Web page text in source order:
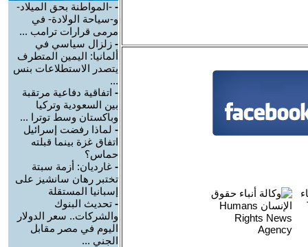
- -المواطنة بحق الميلاد-
و-سياحة الولادة- في
مرمى قرارات ترامب ...
- زلزال سياسي في
ألمانيا: اليمين المتطرف
يتصدر الاستطلاعات بنس
...
- اتفاقية دفاعية مرتقبة
بين السعودية وتركيا
وباكستان وسط توترا ...
- لماذا رفضت إسرائيل
اتفاق غزة بينما قبلته
حماس؟
- غارديان: أزمة سبتة
تختبر رهان سانشيز على
إسبانيا المستقلة
- تحديث البنوك
والشركات.. سعر الدولار
اليوم في مصر مقابل
الجني ...